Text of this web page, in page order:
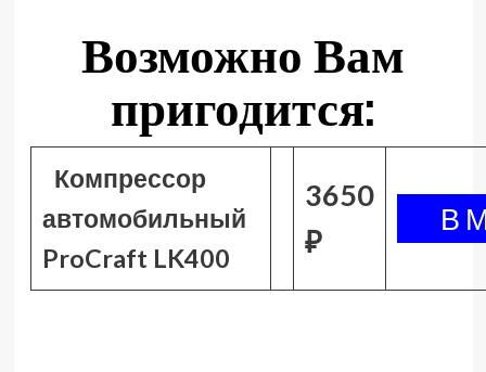
Возможно Вам
пригодится:
Компрессор
автомобильный
ProCraft LK400
3650
₽